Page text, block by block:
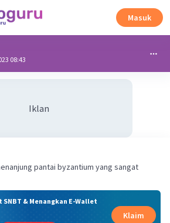
Masuk
08:43
Iklan
pantai byzantium yang sangat
& Menangkan E-Wallet
Klaim